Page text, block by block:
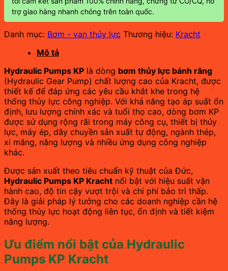
trợ giao hàng nhanh chóng trên toàn quốc.
Danh mục: Bơm - van thủy lực Thương hiệu: Kracht
Mô tả
Hydraulic Pumps KP là dòng bơm thủy lực bánh răng
(Hydraulic Gear Pump) chất lượng cao của Kracht, được
thiết kế để đáp ứng các yêu cầu khắt khe trong hệ
thống thủy lực công nghiệp. Với khả năng tạo áp suất ổn
định, lưu lượng chính xác và tuổi thọ cao, dòng bơm KP
được sử dụng rộng rãi trong máy công cụ, thiết bị thủy
lực, máy ép, dây chuyền sản xuất tự động, ngành thép,
xi măng, năng lượng và nhiều ứng dụng công nghiệp
khác.
Được sản xuất theo tiêu chuẩn kỹ thuật của Đức,
Hydraulic Pumps KP Kracht nổi bật với hiệu suất vận
hành cao, độ tin cậy vượt trội và chi phí bảo trì thấp.
Đây là giải pháp lý tưởng cho các doanh nghiệp cần hệ
thống thủy lực hoạt động liên tục, ổn định và tiết kiệm
năng lượng.
Ưu điểm nổi bật của Hydraulic
Pumps KP Kracht